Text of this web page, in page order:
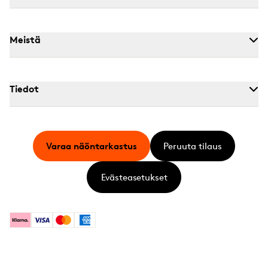
Meistä
Tiedot
KlarnaVisa MastercardAmerican Express
Varaa näöntarkastus Peruuta tilaus
Evästeasetukset